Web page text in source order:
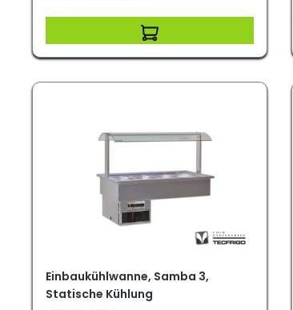
Einbaukühlwanne, Samba 3,
Statische Kühlung